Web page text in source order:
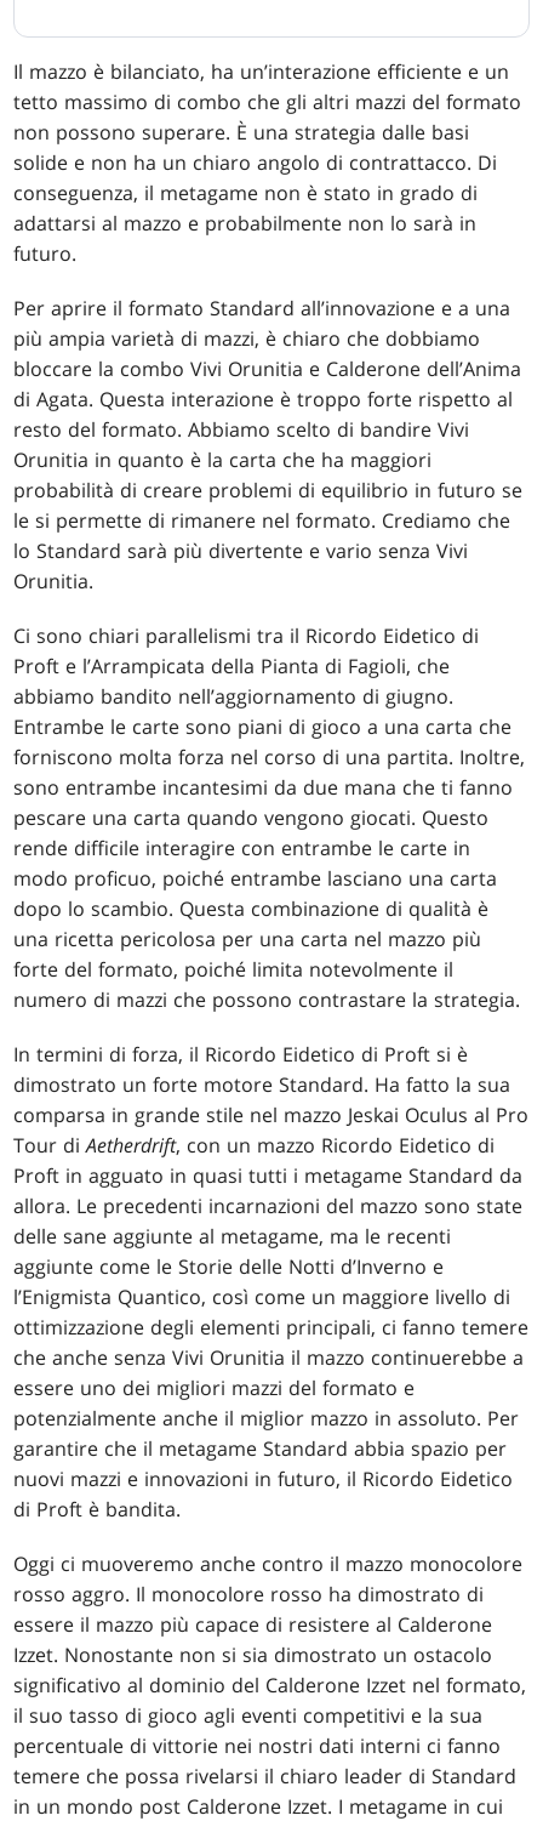
Il mazzo è bilanciato, ha un’interazione efficiente e un
tetto massimo di combo che gli altri mazzi del formato
non possono superare. È una strategia dalle basi
solide e non ha un chiaro angolo di contrattacco. Di
conseguenza, il metagame non è stato in grado di
adattarsi al mazzo e probabilmente non lo sarà in
futuro.
Per aprire il formato Standard all’innovazione e a una
più ampia varietà di mazzi, è chiaro che dobbiamo
bloccare la combo Vivi Orunitia e Calderone dell’Anima
di Agata. Questa interazione è troppo forte rispetto al
resto del formato. Abbiamo scelto di bandire Vivi
Orunitia in quanto è la carta che ha maggiori
probabilità di creare problemi di equilibrio in futuro se
le si permette di rimanere nel formato. Crediamo che
lo Standard sarà più divertente e vario senza Vivi
Orunitia.
Ci sono chiari parallelismi tra il Ricordo Eidetico di
Proft e l’Arrampicata della Pianta di Fagioli, che
abbiamo bandito nell’aggiornamento di giugno.
Entrambe le carte sono piani di gioco a una carta che
forniscono molta forza nel corso di una partita. Inoltre,
sono entrambe incantesimi da due mana che ti fanno
pescare una carta quando vengono giocati. Questo
rende difficile interagire con entrambe le carte in
modo proficuo, poiché entrambe lasciano una carta
dopo lo scambio. Questa combinazione di qualità è
una ricetta pericolosa per una carta nel mazzo più
forte del formato, poiché limita notevolmente il
numero di mazzi che possono contrastare la strategia.
In termini di forza, il Ricordo Eidetico di Proft si è
dimostrato un forte motore Standard. Ha fatto la sua
comparsa in grande stile nel mazzo Jeskai Oculus al Pro
Tour diAetherdrift, con un mazzo Ricordo Eidetico di
Proft in agguato in quasi tutti i metagame Standard da
allora. Le precedenti incarnazioni del mazzo sono state
delle sane aggiunte al metagame, ma le recenti
aggiunte come le Storie delle Notti d’Inverno e
l’Enigmista Quantico, così come un maggiore livello di
ottimizzazione degli elementi principali, ci fanno temere
che anche senza Vivi Orunitia il mazzo continuerebbe a
essere uno dei migliori mazzi del formato e
potenzialmente anche il miglior mazzo in assoluto. Per
garantire che il metagame Standard abbia spazio per
nuovi mazzi e innovazioni in futuro, il Ricordo Eidetico
di Proft è bandita.
Oggi ci muoveremo anche contro il mazzo monocolore
rosso aggro. Il monocolore rosso ha dimostrato di
essere il mazzo più capace di resistere al Calderone
Izzet. Nonostante non si sia dimostrato un ostacolo
significativo al dominio del Calderone Izzet nel formato,
il suo tasso di gioco agli eventi competitivi e la sua
percentuale di vittorie nei nostri dati interni ci fanno
temere che possa rivelarsi il chiaro leader di Standard
in un mondo post Calderone Izzet. I metagame in cui